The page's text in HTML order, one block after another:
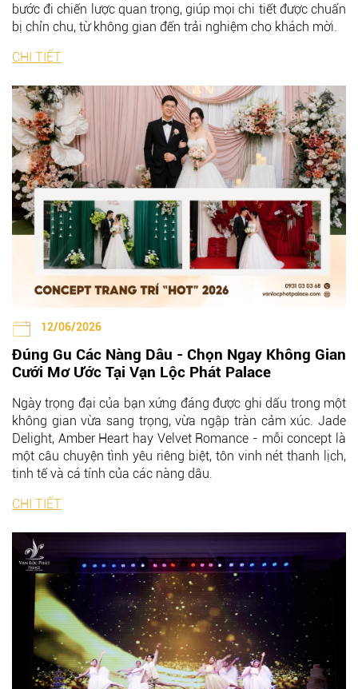
bước đi chiến lược quan trọng, giúp mọi chi tiết được chuẩn
bị chỉn chu, từ không gian đến trải nghiệm cho khách mời.
CHI TIẾT
12/06/2026
Đúng Gu Các Nàng Dâu - Chọn Ngay Không Gian
Cưới Mơ Ước Tại Vạn Lộc Phát Palace
Ngày trọng đại của bạn xứng đáng được ghi dấu trong một
không gian vừa sang trọng, vừa ngập tràn cảm xúc. Jade
Delight, Amber Heart hay Velvet Romance - mỗi concept là
một câu chuyện tình yêu riêng biệt, tôn vinh nét thanh lịch,
tinh tế và cá tính của các nàng dâu.
CHI TIẾT